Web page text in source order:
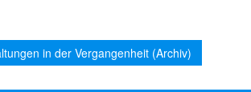
in der Vergangenheit (Archiv)